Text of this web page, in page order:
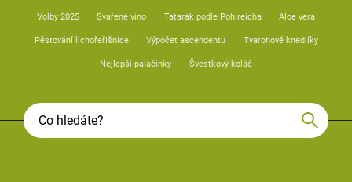
Volby 2025 Svařené víno Tatarák podle Pohlreicha Aloe vera
Pěstování lichořeřišnice Výpočet ascendentu Tvarohové knedlíky
Nejlepší palačinky Švestkový koláč